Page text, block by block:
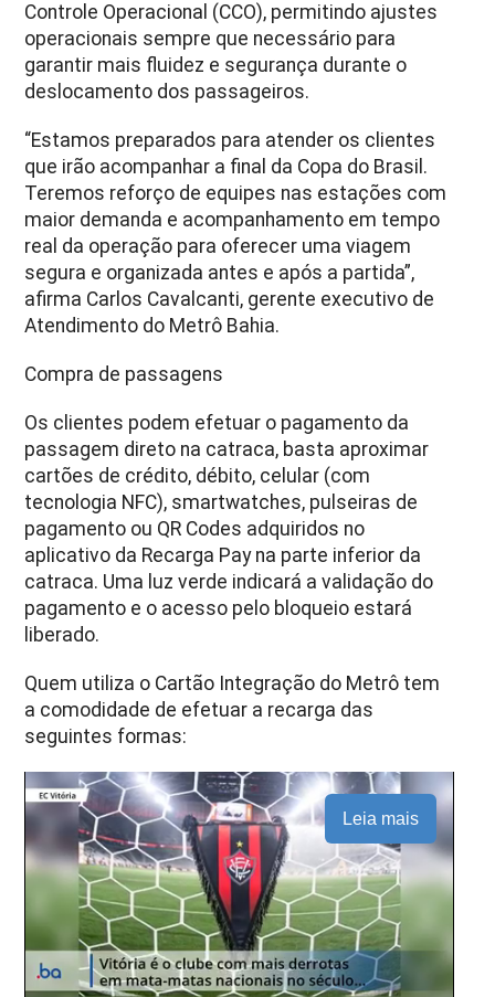
Controle Operacional (CCO), permitindo ajustes
operacionais sempre que necessário para
garantir mais fluidez e segurança durante o
deslocamento dos passageiros.
“Estamos preparados para atender os clientes
que irão acompanhar a final da Copa do Brasil.
Teremos reforço de equipes nas estações com
maior demanda e acompanhamento em tempo
real da operação para oferecer uma viagem
segura e organizada antes e após a partida”,
afirma Carlos Cavalcanti, gerente executivo de
Atendimento do Metrô Bahia.
Compra de passagens
Os clientes podem efetuar o pagamento da
passagem direto na catraca, basta aproximar
cartões de crédito, débito, celular (com
tecnologia NFC), smartwatches, pulseiras de
pagamento ou QR Codes adquiridos no
aplicativo da Recarga Pay na parte inferior da
catraca. Uma luz verde indicará a validação do
pagamento e o acesso pelo bloqueio estará
liberado.
Quem utiliza o Cartão Integração do Metrô tem
a comodidade de efetuar a recarga das
seguintes formas:
Leia mais